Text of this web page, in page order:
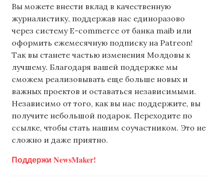
Вы можете внести вклад в качественную
журналистику, поддержав нас единоразово
через систему E-commerce от банка maib или
оформить ежемесячную подписку на Patreon!
Так вы станете частью изменения Молдовы к
лучшему. Благодаря вашей поддержке мы
сможем реализовывать еще больше новых и
важных проектов и оставаться независимыми.
Независимо от того, как вы нас поддержите, вы
получите небольшой подарок. Переходите по
ссылке, чтобы стать нашим соучастником. Это не
сложно и даже приятно.
Поддержи NewsMaker!